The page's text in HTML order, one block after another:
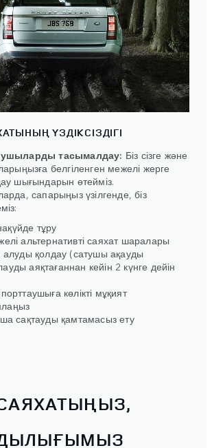
ҮЗДІКСІЗДІГІ
тасымалдау: Біз сізге және
белгіленген межелі жерге
шығындарын өтейміз.
сапарыңыз үзілгенде, біз
тұру
альтернативті саяхат шаралары
алуды қолдау (сатушы ақауды
аяқтағаннан кейін 2 күнге дейін
көлікті мұқият
сақтауды қамтамасыз ету